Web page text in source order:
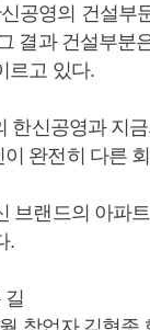
공영의 건설부
결과 건설부분
르고 있다.
한신공영과 지
완전히 다른
브랜드의 아파
.